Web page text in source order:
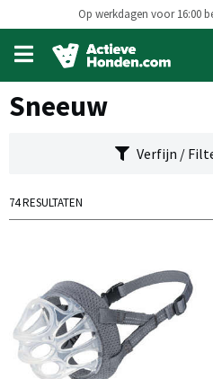
Op werkdagen voor 16:00
Open
main
menu
Sneeuw
Verfijn /
74 RESULTATEN